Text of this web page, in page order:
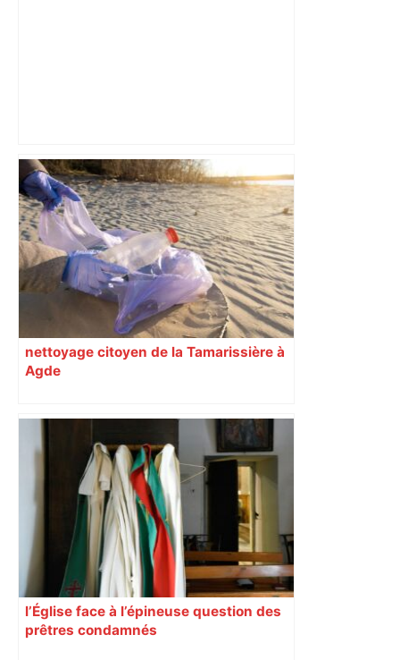
"C'est la reprise des bouchons et c'est
horrible", plus de 17 km de
ralentissements autour de Toulouse ce
jeudi matin, on vous donne les
secteurs à éviter – ladepeche.fr
nettoyage citoyen de la Tamarissière à
Agde
l’Église face à l’épineuse question des
prêtres condamnés